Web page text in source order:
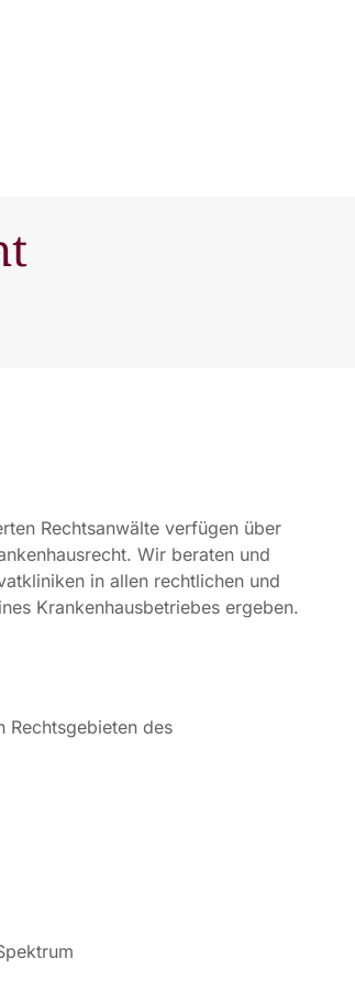
Rechtsanwälte verfügen über
Wir beraten und
in allen rechtlichen und
Krankenhausbetriebes ergeben.
Rechtsgebieten des